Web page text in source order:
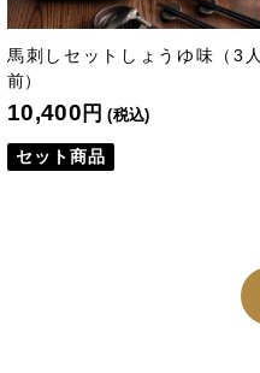
馬刺しセットしょうゆ味（3人
前）
10,400 円 (税込)
セット商品